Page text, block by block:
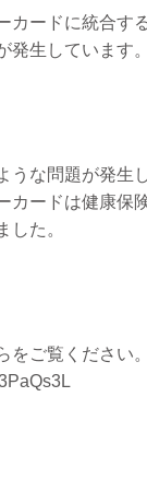
カードに統合す
発生しています。
うな問題が発生
カードは健康保
した。
をご覧ください。